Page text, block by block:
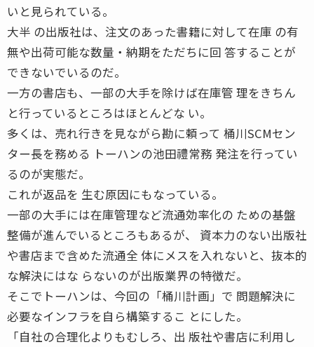
いと見られている。
大半 の出版社は、注文のあった書籍に対して在庫 の有
無や出荷可能な数量・納期をただちに回 答することが
できないでいるのだ。
一方の書店も、一部の大手を除けば在庫管 理をきちん
と行っているところはほとんどな い。
多くは、売れ行きを見ながら勘に頼って 桶川SCMセン
ター長を務める トーハンの池田禮常務 発注を行ってい
るのが実態だ。
これが返品を 生む原因にもなっている。
一部の大手には在庫管理など流通効率化の ための基盤
整備が進んでいるところもあるが、 資本力のない出版社
や書店まで含めた流通全 体にメスを入れないと、抜本的
な解決にはな らないのが出版業界の特徴だ。
そこでトーハンは、今回の「桶川計画」で 問題解決に
必要なインフラを自ら構築するこ とにした。
「自社の合理化よりもむしろ、出 版社や書店に利用し